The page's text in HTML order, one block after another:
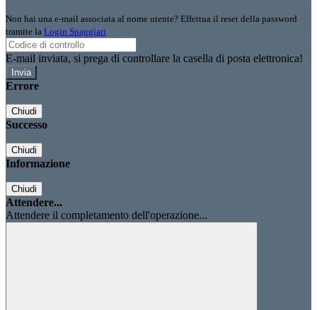
Non hai una e-mail associata al nome utente? Effettua il reset della password
tramite la Login Spaggiari
E-mail inviata, si prega di controllare la casella di posta elettronica!
Errore
Chiudi
Successo
Chiudi
Informazione
Chiudi
Attendere...
Attendere il completamento dell'operazione...